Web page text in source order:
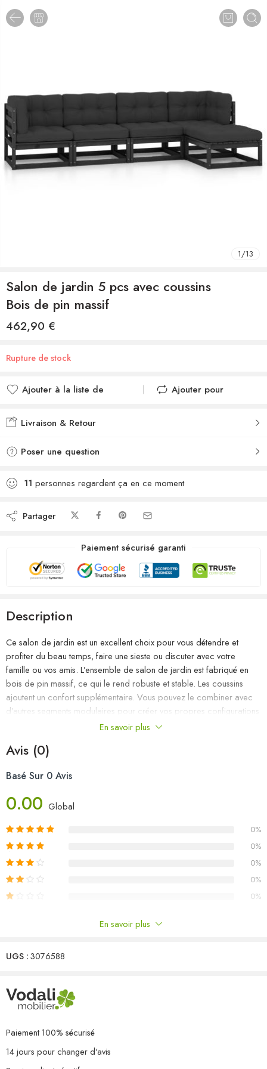
1/13
Salon de jardin 5 pcs avec coussins
Bois de pin massif
462,90 €
Rupture de stock
Ajouter à la liste de
Ajouté à la liste de
Ajouter pour
Livraison & Retour
Poser une question
11 personnes regardent ça en ce moment
Partager
Paiement sécurisé garanti
Description
Ce salon de jardin est un excellent choix pour vous détendre et
profiter du beau temps, faire une sieste ou discuter avec votre
famille ou vos amis. L’ensemble de salon de jardin est fabriqué en
bois de pin massif, ce qui le rend robuste et stable. Les coussins
ajoutent un confort supplémentaire. Vous pouvez le combiner avec
d’autres segments modulaires pour créer vos propres configurations
de salon de jardin ! Remarque : afin de prolonger la durée de vie
avec une housse imperméable.
Couleur : noir
Matériau : bois de pin massif, tissu (100 % polyester)
H)
Dimensions du repose-pied : 70 x 70 x 30 cm (l x P x H)
Dimensions du coussin de siège : 70 x 70 x 8 cm (L x l x é)
Dimensions du coussin de dossier/latéral : 70 x 40 x 8 cm (L x l x
é)
La livraison contient :
2 x canapé d’angle
6 x coussin de dossier/latéral
En savoir plus
Avis (0)
Basé Sur 0 Avis
0.00 Global
0%
0%
0%
0%
0%
Il n'y a pas encore de critiques.
En savoir plus
UGS :3076588
Paiement 100% sécurisé
14 jours pour changer d'avis